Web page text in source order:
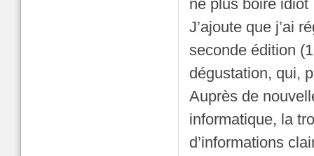
ne plus boire idiot
J’ajoute que j’ai
seconde édition
dégustation, qui,
Auprès de
informatique, la
d’informations